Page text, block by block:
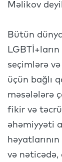
Məlikov
Bütün
seçimlərə
üçün bağlı
məsələlərə
fikir və
əhəmiyyəti
və nəticədə,